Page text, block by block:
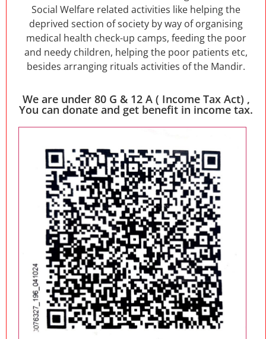
Social Welfare related activities like helping the
deprived section of society by way of organising
medical health check-up camps, feeding the poor
and needy children, helping the poor patients etc,
besides arranging rituals activities of the Mandir.
We are under 80 G & 12 A ( Income Tax Act) ,
You can donate and get benefit in income tax.